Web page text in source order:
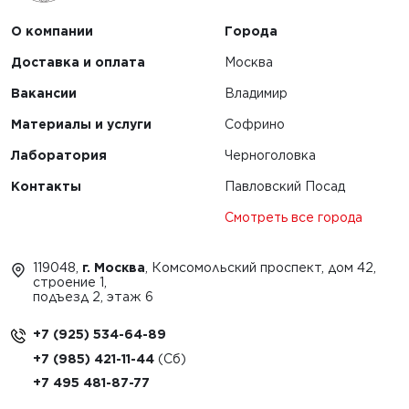
О компании
Доставка и оплата
Вакансии
Материалы и услуги
Лаборатория
Контакты
Города
Москва
Владимир
Софрино
Черноголовка
Павловский Посад
Смотреть все города
119048, г. Москва , Комсомольский проспект, дом 42,
строение 1,
подъезд 2, этаж 6
+7 (925) 534-64-89
+7 (985) 421-11-44
+7 495 481-87-77